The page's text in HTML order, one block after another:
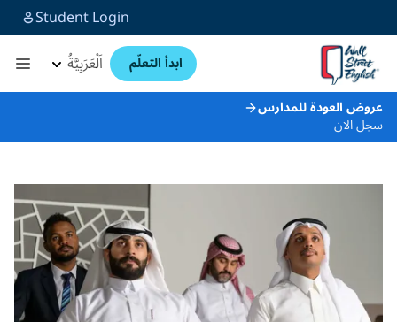
Student Login
ابدأ التعلّم اَلْعَرَبِيَّةُ
عروض العودة للمدارس
سجل الان